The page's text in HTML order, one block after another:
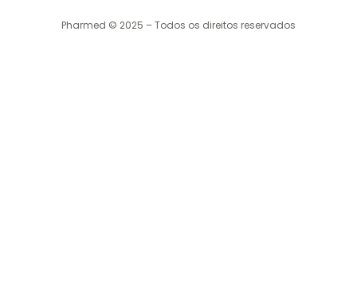
Pharmed © 2025 – Todos os direitos reservados